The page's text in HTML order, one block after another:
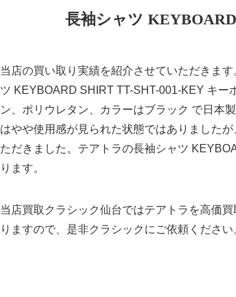
長袖シャツ
当店の買い取り実績を紹介させていただきま
ツ KEYBOARD SHIRT TT-SHT-001-KEY キー
ン、ポリウレタン、カラーはブラック で日本
はやや使用感が見られた状態ではありました
ただきました。テアトラの長袖シャツ
ります。
当店買取クラシック仙台ではテアトラを高価
りますので、是非クラシックにご依頼ください